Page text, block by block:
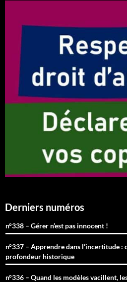
Derniers numéros
n°338 – Gérer n’est pas innocent !
n°337 – Apprendre dans l’incertitude
profondeur historique
n°336 – Quand les modèles vacillent,